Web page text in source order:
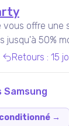
vous offre
jusqu'à 50%
nos
Retours : 15
Samsung
→